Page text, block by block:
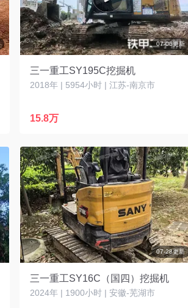
07-06更新
三一重工SY195C挖掘机
2018年 | 5954小时 | 江苏-南京市
15.8万
07-28更新
三一重工SY16C（国四）挖掘机
2024年 | 1900小时 | 安徽-芜湖市